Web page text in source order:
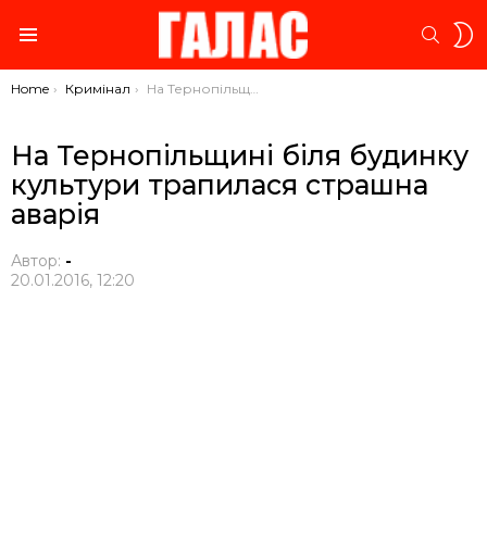
You are here:
Home Кримінал На Тернопільщині біля будинку культури трапилася страшна аварія
На Тернопільщині біля будинку
культури трапилася страшна
аварія
Автор: -
20.01.2016, 12:20